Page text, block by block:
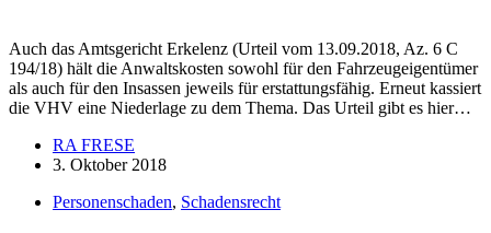
Auch das Amtsgericht Erkelenz (Urteil vom 13.09.2018, Az. 6 C
194/18) hält die Anwaltskosten sowohl für den Fahrzeugeigentümer
als auch für den Insassen jeweils für erstattungsfähig. Erneut kassiert
die VHV eine Niederlage zu dem Thema. Das Urteil gibt es hier…
RA FRESE
3. Oktober 2018
Personenschaden, Schadensrecht